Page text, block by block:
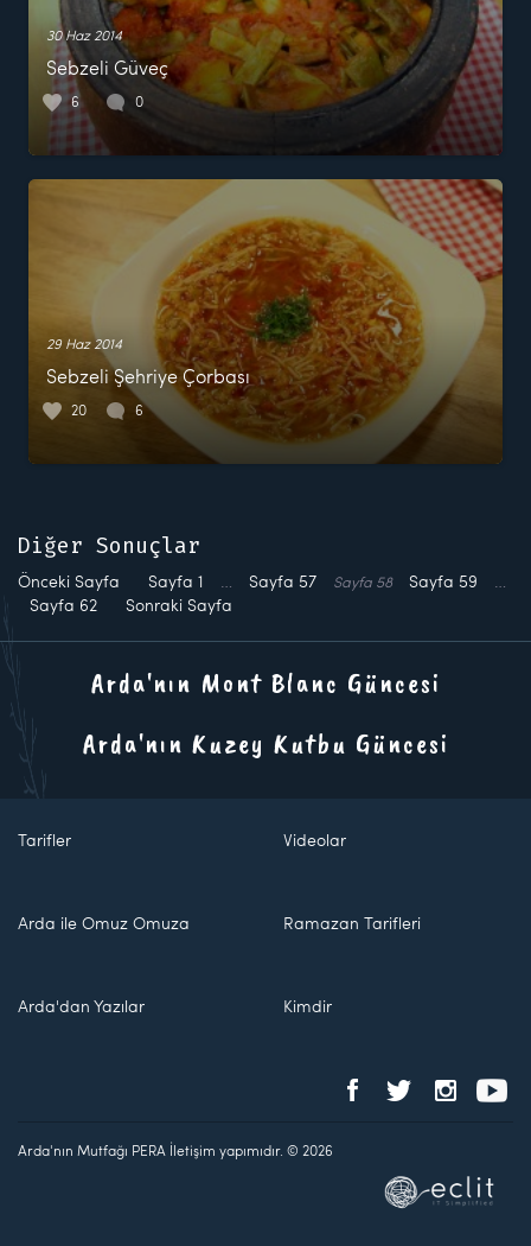
30 Haz 2014
Sebzeli Güveç
6 0
29 Haz 2014
Sebzeli Şehriye Çorbası
20 6
Diğer Sonuçlar
Önceki Sayfa Sayfa 1 … Sayfa 57 Sayfa 58 Sayfa 59
…
Sayfa 62 Sonraki Sayfa
Arda'nın Mont Blanc Güncesi
Arda'nın Kuzey Kutbu Güncesi
Tarifler Videolar
Arda ile Omuz Omuza Ramazan Tarifleri
Arda'dan Yazılar Kimdir
Arda'nın Mutfağı PERA İletişim yapımıdır. © 2026